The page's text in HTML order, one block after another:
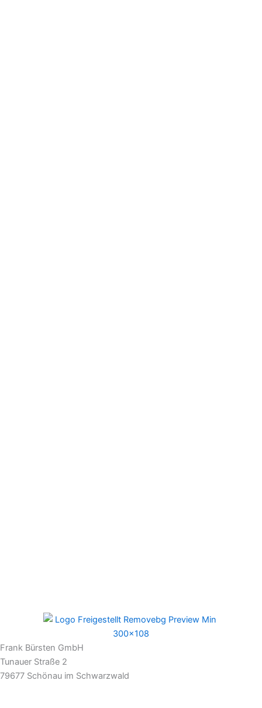
Frank Bürsten GmbH
Tunauer Straße 2
79677 Schönau im Schwarzwald